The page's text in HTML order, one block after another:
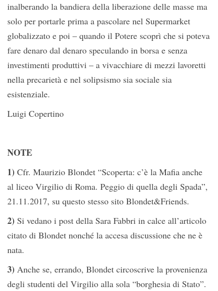
inalberando la bandiera della liberazione delle masse ma
solo per portarle prima a pascolare nel Supermarket
globalizzato e poi – quando il Potere scoprì che si poteva
fare denaro dal denaro speculando in borsa e senza
investimenti produttivi – a vivacchiare di mezzi lavoretti
nella precarietà e nel solipsismo sia sociale sia
esistenziale.
Luigi Copertino
NOTE
1) Cfr. Maurizio Blondet “Scoperta: c’è la Mafia anche
al liceo Virgilio di Roma. Peggio di quella degli Spada”,
21.11.2017, su questo stesso sito Blondet&Friends.
2) Si vedano i post della Sara Fabbri in calce all’articolo
citato di Blondet nonché la accesa discussione che ne è
nata.
3) Anche se, errando, Blondet circoscrive la provenienza
degli studenti del Virgilio alla sola “borghesia di Stato”.